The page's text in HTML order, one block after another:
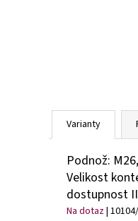
Varianty
Podnož:
Velikost
dostupnost
Na dotaz|